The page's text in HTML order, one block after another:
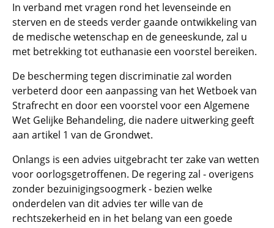
In verband met vragen rond het levenseinde en
sterven en de steeds verder gaande ontwikkeling van
de medische wetenschap en de geneeskunde, zal u
met betrekking tot euthanasie een voorstel bereiken.
De bescherming tegen discriminatie zal worden
verbeterd door een aanpassing van het Wetboek van
Strafrecht en door een voorstel voor een Algemene
Wet Gelijke Behandeling, die nadere uitwerking geeft
aan artikel 1 van de Grondwet.
Onlangs is een advies uitgebracht ter zake van wetten
voor oorlogsgetroffenen. De regering zal - overigens
zonder bezuinigingsoogmerk - bezien welke
onderdelen van dit advies ter wille van de
rechtszekerheid en in het belang van een goede